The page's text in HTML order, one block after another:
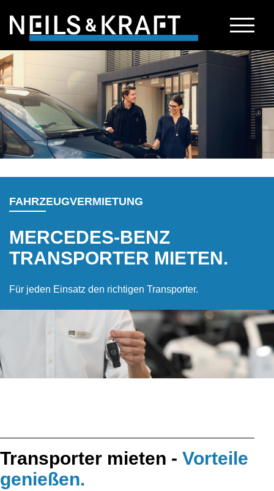
Zur Hauptnavigation springen
Zum Hauptinhalt springen
Zum Seitenende springen
FAHRZEUGVERMIETUNG
MERCEDES-BENZ
TRANSPORTER MIETEN.
Für jeden Einsatz den richtigen Transporter.
Transporter mieten - Vorteile
genießen.